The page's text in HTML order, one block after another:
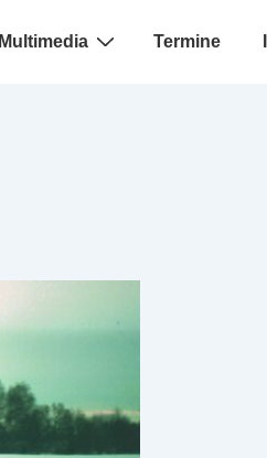
Multimedia Termine